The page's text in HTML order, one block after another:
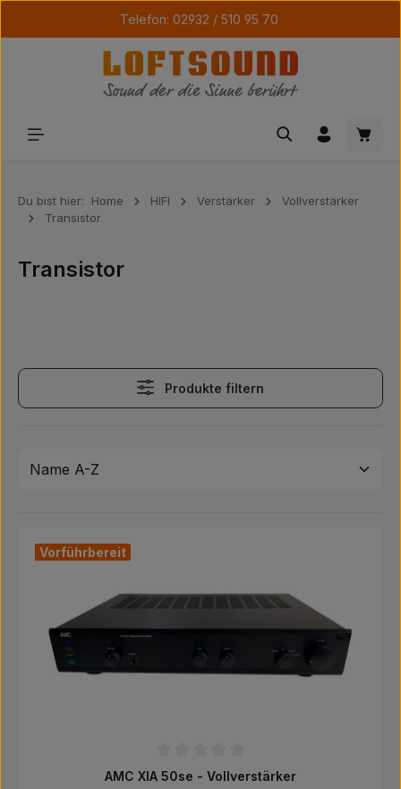
Zum Hauptinhalt springenTelefon: 02932 / 510 95 70
Du bist hier: Home HIFI Verstärker
Vollverstärker
Transistor
Transistor
Produkte filtern
Vorführbereit
Durchschnittliche Bewertung von 0 von 5 Sternen
AMC XIA 50se - Vollverstärker